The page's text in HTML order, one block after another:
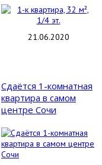
21.06.2020
Сдаётся 1-комнатная
квартира в самом
центре Сочи